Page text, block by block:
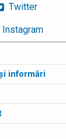
Twitter
Instagram
informări